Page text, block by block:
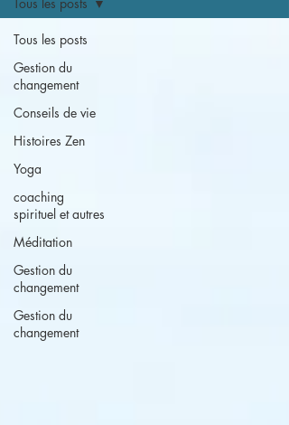
Tous les posts
Gestion du
changement
Conseils de vie
Histoires Zen
Yoga
coaching
spirituel et autres
Méditation
Gestion du
changement
Gestion du
changement